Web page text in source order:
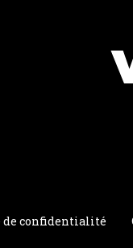
confidentialité